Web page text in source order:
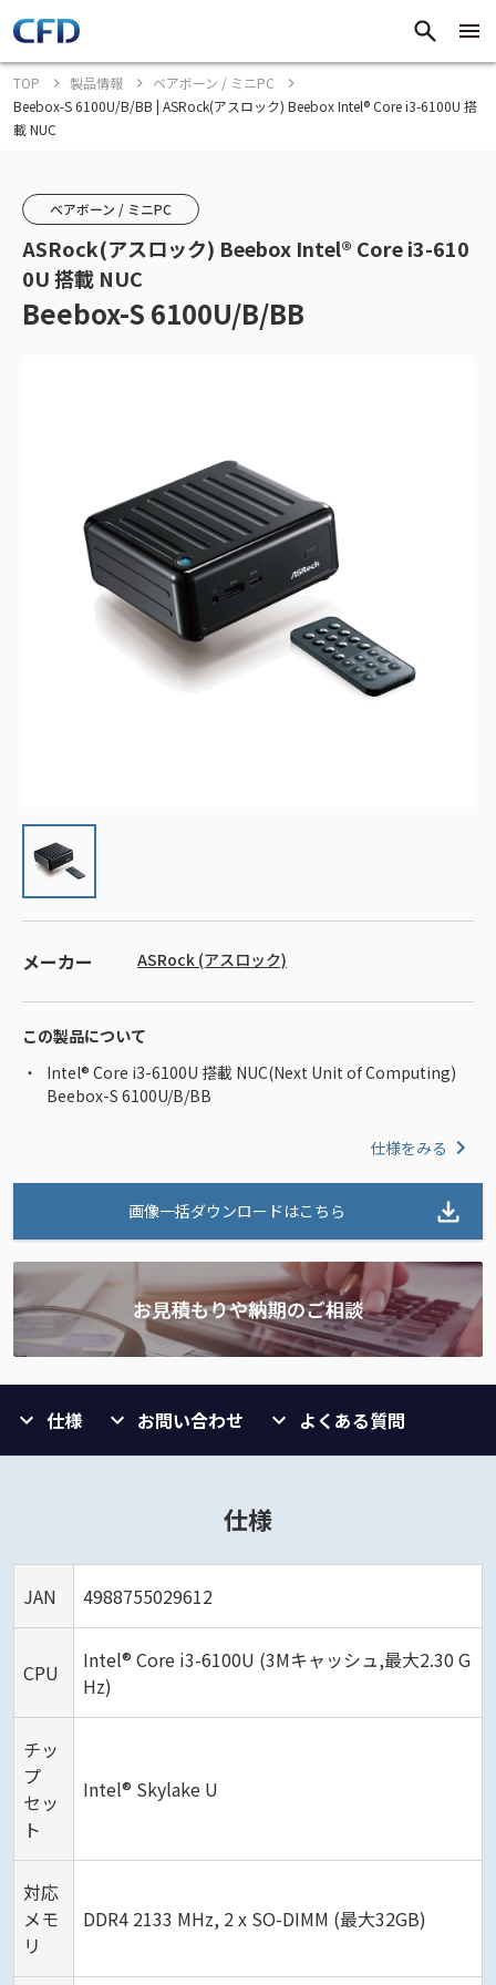
TOP 製品情報
ベアボーン / ミニPC
Beebox-S 6100U/B/BB | ASRock(アスロック) Beebox Intel® Core i3-6100U 搭
載 NUC
ベアボーン / ミニPC
ASRock(アスロック) Beebox Intel® Core i3-610
0U 搭載 NUC
Beebox-S 6100U/B/BB
メーカー ASRock (アスロック)
この製品について
Intel® Core i3-6100U 搭載 NUC(Next Unit of Computing)
Beebox-S 6100U/B/BB
仕様をみる
画像一括ダウンロードはこちら
仕様 お問い合わせ よくある質問
仕様
JAN 4988755029612
CPU
Intel® Core i3-6100U (3Mキャッシュ,最大2.30 G
Hz)
チッ
プ
セッ
ト
Intel® Skylake U
対応
メモ
リ
DDR4 2133 MHz, 2 x SO-DIMM (最大32GB)